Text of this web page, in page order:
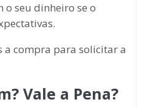
o seu dinheiro se o
a compra para solicitar a
Vale a Pena?